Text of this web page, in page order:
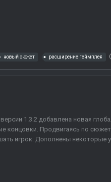
новый сюжет расширение геймплея
1.3.2 добавлена новая
концовки. Продвигаясь по
игрок. Дополнены